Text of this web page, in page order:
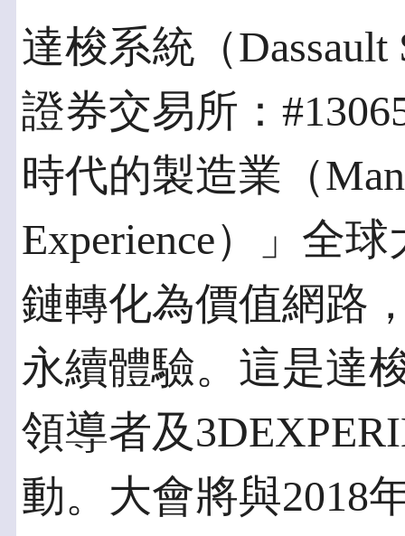
達梭系統（Dassault
證券交易所：
時代的製造業（
Experience）」全
鏈轉化為價值網路
永續體驗。這是達
領導者及
動。大會將與2018